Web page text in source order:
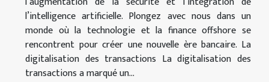
l’intelligence artificielle. Plongez avec nous dans un
monde où la technologie et la finance offshore se
rencontrent pour créer une nouvelle ère bancaire. La
digitalisation des transactions La digitalisation des
transactions a marqué un...